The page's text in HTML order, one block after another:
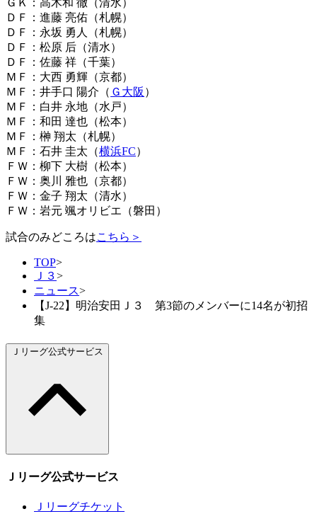
ＧＫ：高木和 徹（清水）
ＤＦ：進藤 亮佑（札幌）
ＤＦ：永坂 勇人（札幌）
ＤＦ：松原 后（清水）
ＤＦ：佐藤 祥（千葉）
ＭＦ：大西 勇輝（京都）
ＭＦ：井手口 陽介（ Ｇ大阪 ）
ＭＦ：白井 永地（水戸）
ＭＦ：和田 達也（松本）
ＭＦ：榊 翔太（札幌）
ＭＦ：石井 圭太（横浜FC）
ＦＷ：柳下 大樹（松本）
ＦＷ：奥川 雅也（京都）
ＦＷ：金子 翔太（清水）
ＦＷ：岩元 颯オリビエ（磐田）
試合のみどころはこちら＞
TOP>
Ｊ３>
ニュース>
【J-22】明治安田Ｊ３ 第3節のメンバーに14名が初招
集
Ｊリーグ公式サービス
Ｊリーグ公式サービス
Ｊリーグチケット